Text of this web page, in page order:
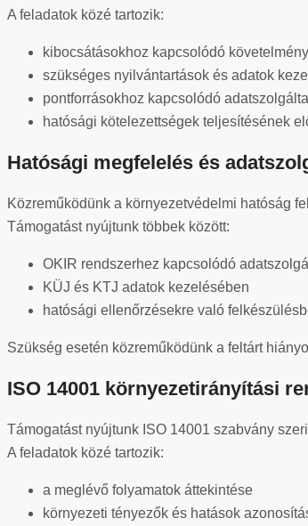
A feladatok közé tartozik:
kibocsátásokhoz kapcsolódó
szükséges nyilvántartások és adatok
pontforrásokhoz kapcsolódó
hatósági kötelezettségek teljesítésének
Hatósági megfelelés és
Közreműködünk a környezetvédelmi hatóság
Támogatást nyújtunk többek között:
OKIR rendszerhez kapcsolódó
KÜJ és KTJ adatok kezelésében
hatósági ellenőrzésekre való
Szükség esetén közreműködünk a feltárt
ISO 14001 környezetirányítási
Támogatást nyújtunk ISO 14001 szabvány
A feladatok közé tartozik:
a meglévő folyamatok áttekintése
környezeti tényezők és hatások